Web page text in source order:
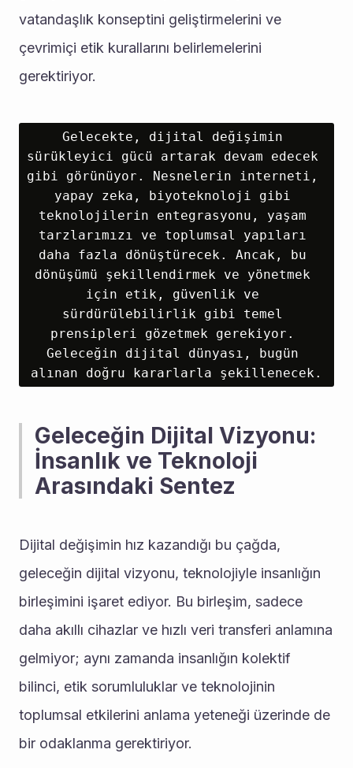
vatandaşlık konseptini geliştirmelerini ve
çevrimiçi etik kurallarını belirlemelerini
gerektiriyor.
Gelecekte, dijital değişimin
sürükleyici gücü artarak devam edecek
gibi görünüyor. Nesnelerin interneti,
yapay zeka, biyoteknoloji gibi
teknolojilerin entegrasyonu, yaşam
tarzlarımızı ve toplumsal yapıları
daha fazla dönüştürecek. Ancak, bu
dönüşümü şekillendirmek ve yönetmek
için etik, güvenlik ve
sürdürülebilirlik gibi temel
prensipleri gözetmek gerekiyor.
Geleceğin dijital dünyası, bugün
alınan doğru kararlarla şekillenecek.
Geleceğin Dijital Vizyonu:
İnsanlık ve Teknoloji
Arasındaki Sentez
Dijital değişimin hız kazandığı bu çağda,
geleceğin dijital vizyonu, teknolojiyle insanlığın
birleşimini işaret ediyor. Bu birleşim, sadece
daha akıllı cihazlar ve hızlı veri transferi anlamına
gelmiyor; aynı zamanda insanlığın kolektif
bilinci, etik sorumluluklar ve teknolojinin
toplumsal etkilerini anlama yeteneği üzerinde de
bir odaklanma gerektiriyor.